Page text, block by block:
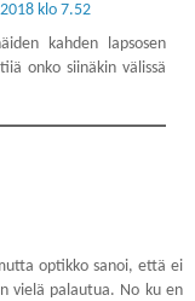
klo 7.52
kahden lapsosen
onko siinäkin välissä
optikko sanoi, että ei
vielä palautua. No ku en